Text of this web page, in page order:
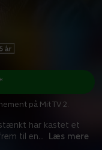
har kastet et
til en... Læs mere
på Mit TV 2.